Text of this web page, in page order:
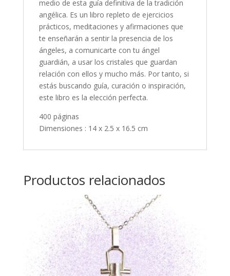
medio de esta guía definitiva de la tradición
angélica. Es un libro repleto de ejercicios
prácticos, meditaciones y afirmaciones que
te enseñarán a sentir la presencia de los
ángeles, a comunicarte con tu ángel
guardián, a usar los cristales que guardan
relación con ellos y mucho más. Por tanto, si
estás buscando guía, curación o inspiración,
este libro es la elección perfecta.
400 páginas
Dimensiones : 14 x 2.5 x 16.5 cm
Productos relacionados